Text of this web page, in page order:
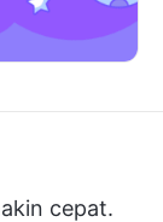
cepat.